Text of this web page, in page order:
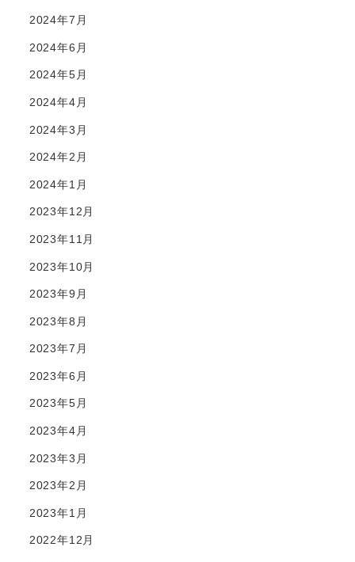
2024年7月
2024年6月
2024年5月
2024年4月
2024年3月
2024年2月
2024年1月
2023年12月
2023年11月
2023年10月
2023年9月
2023年8月
2023年7月
2023年6月
2023年5月
2023年4月
2023年3月
2023年2月
2023年1月
2022年12月